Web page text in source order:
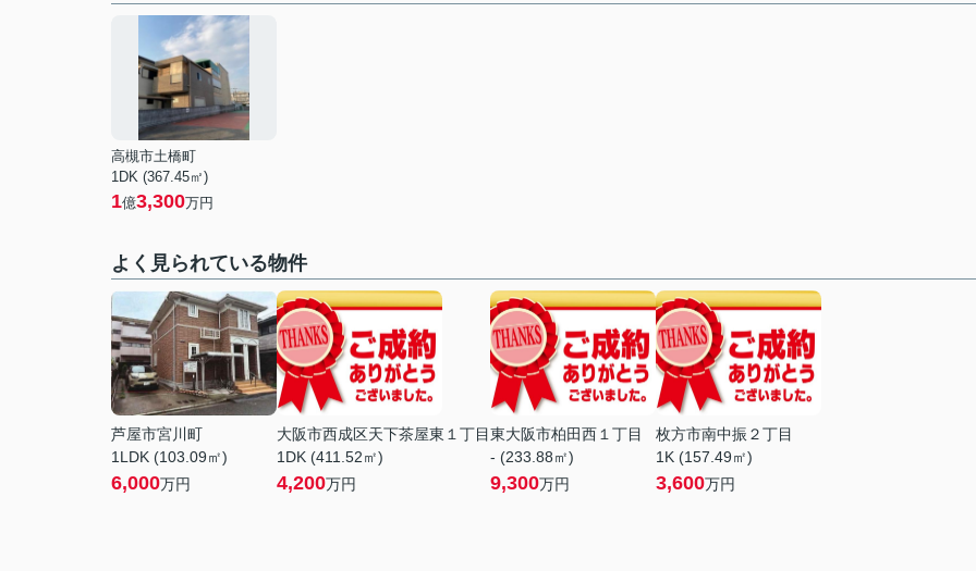
高槻市土橋町
1DK (367.45㎡)
1億3,300万円
よく見られている物件
芦屋市宮川町
1LDK (103.09㎡)
6,000万円
大阪市西成区天下茶屋東１丁目
1DK (411.52㎡)
4,200万円
東大阪市柏田西１丁目
- (233.88㎡)
9,300万円
枚方市南中振２丁目
1K (157.49㎡)
3,600万円